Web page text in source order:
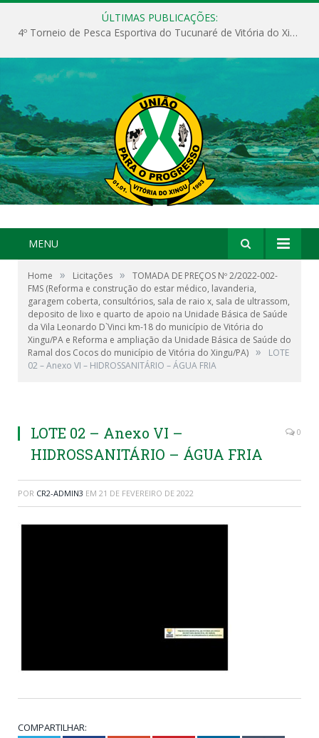
ÚLTIMAS PUBLICAÇÕES:
4º Torneio de Pesca Esportiva do Tucunaré de Vitória do Xingu
MENU
Home » Licitações »
TOMADA DE PREÇOS Nº 2/2022-002-
FMS (Reforma e construção do estar médico, lavanderia,
garagem coberta, consultórios, sala de raio x, sala de ultrassom,
deposito de lixo e quarto de apoio na Unidade Básica de Saúde
da Vila Leonardo D`Vinci km-18 do município de Vitória do
Xingu/PA e Reforma e ampliação da Unidade Básica de Saúde do
Ramal dos Cocos do município de Vitória do Xingu/PA) »
LOTE
02 – Anexo VI – HIDROSSANITÁRIO – ÁGUA FRIA
LOTE 02 – Anexo VI –
HIDROSSANITÁRIO – ÁGUA FRIA
0
POR CR2-ADMIN3 EM 21 DE FEVEREIRO DE 2022
COMPARTILHAR: